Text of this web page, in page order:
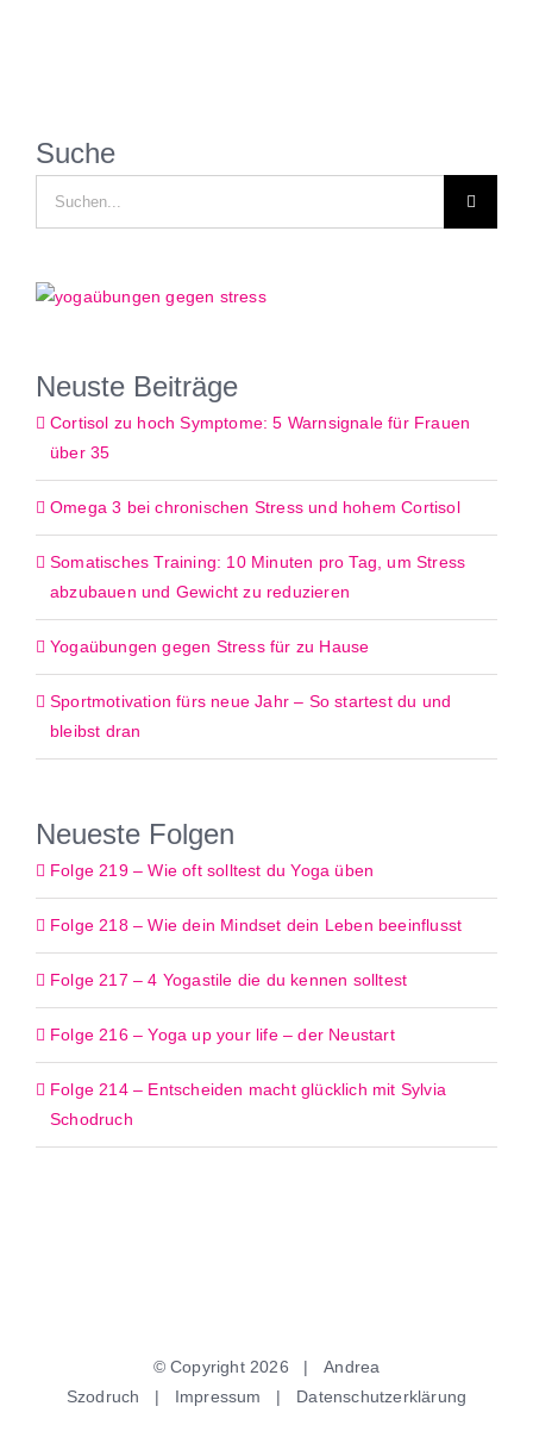
Suche
Neuste Beiträge
Cortisol zu hoch Symptome: 5 Warnsignale für Frauen
über 35
Omega 3 bei chronischen Stress und hohem Cortisol
Somatisches Training: 10 Minuten pro Tag, um Stress
abzubauen und Gewicht zu reduzieren
Yogaübungen gegen Stress für zu Hause
Sportmotivation fürs neue Jahr – So startest du und
bleibst dran
Neueste Folgen
Folge 219 – Wie oft solltest du Yoga üben
Folge 218 – Wie dein Mindset dein Leben beeinflusst
Folge 217 – 4 Yogastile die du kennen solltest
Folge 216 – Yoga up your life – der Neustart
Folge 214 – Entscheiden macht glücklich mit Sylvia
Schodruch
© Copyright 2026 | Andrea
Szodruch | Impressum | Datenschutzerklärung